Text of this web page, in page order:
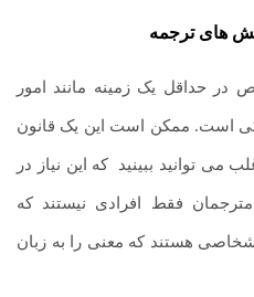
های ترجمه
حداقل یک زمینه مانند امور
است. ممکن است این یک قانون
می توانید ببینید که این نیاز در
فقط افرادی نیستند که
هستند که معنی را به زبان